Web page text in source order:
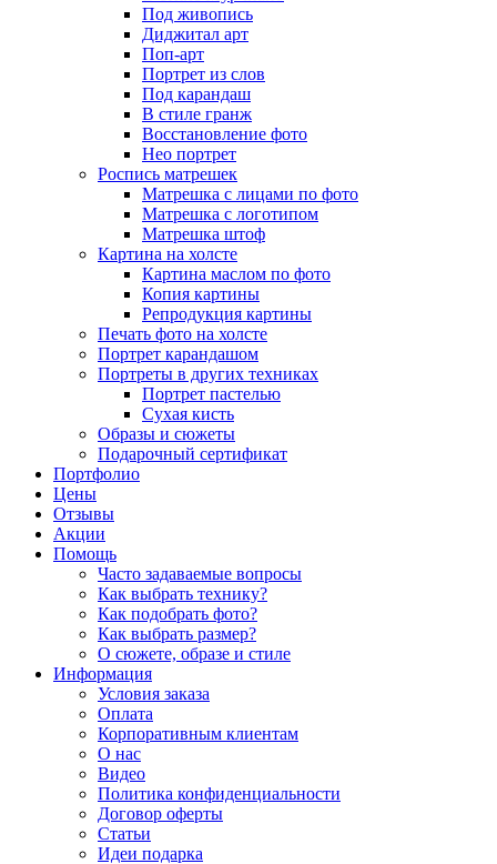
Под живопись
Диджитал арт
Поп-арт
Портрет из слов
Под карандаш
В стиле гранж
Восстановление фото
Нео портрет
Роспись матрешек
Матрешка с лицами по фото
Матрешка с логотипом
Матрешка штоф
Картина на холсте
Картина маслом по фото
Копия картины
Репродукция картины
Печать фото на холсте
Портрет карандашом
Портреты в других техниках
Портрет пастелью
Сухая кисть
Образы и сюжеты
Подарочный сертификат
Портфолио
Цены
Отзывы
Акции
Помощь
Часто задаваемые вопросы
Как выбрать технику?
Как подобрать фото?
Как выбрать размер?
О сюжете, образе и стиле
Информация
Условия заказа
Оплата
Корпоративным клиентам
О нас
Видео
Политика конфиденциальности
Договор оферты
Статьи
Идеи подарка